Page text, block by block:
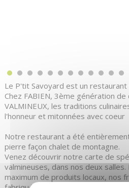
Le P'tit Savoyard est un
Chez FABIEN, 3ème génération
VALMINEUX, les traditions
l'honneur et mitonnées avec coeur
Notre restaurant a été
pierre façon chalet de montagne.
Venez découvrir notre carte de
valmineuses, dans nos deux
maximum de produits locaux, nos